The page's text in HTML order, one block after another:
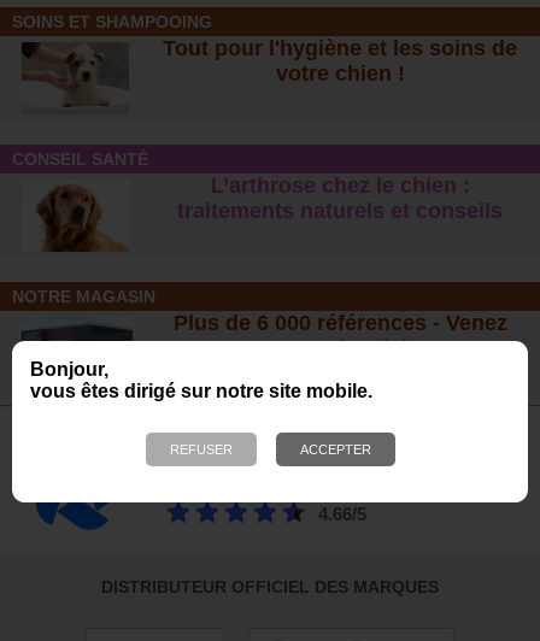
Bonjour,
vous êtes dirigé sur notre site mobile.
SOINS ET SHAMPOOING
Tout pour l'hygiène et les soins de
votre chien !
CONSEIL SANTÉ
L’arthrose chez le chien :
traitements naturels et conseils
NOTRE MAGASIN
Plus de 6 000 références - Venez
nous rendre visite !
Avis de nos Clients
Calculé à partir de 699 avis obtenus sur les 12
4.66/5
DISTRIBUTEUR OFFICIEL DES MARQUES